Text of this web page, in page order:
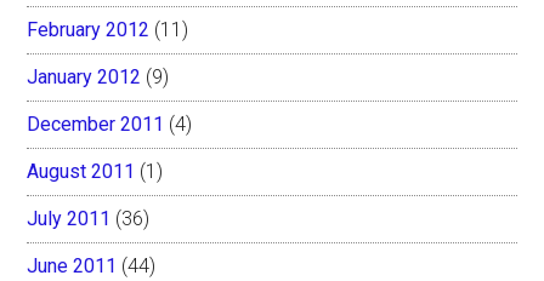
February 2012 (11)
January 2012 (9)
December 2011 (4)
August 2011 (1)
July 2011 (36)
June 2011 (44)